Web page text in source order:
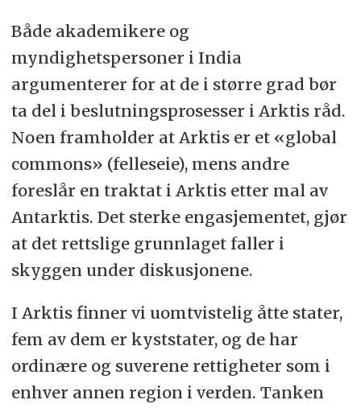
Både akademikere og
myndighetspersoner i India
argumenterer for at de i større grad bør
ta del i beslutningsprosesser i Arktis råd.
Noen framholder at Arktis er et «global
commons» (felleseie), mens andre
foreslår en traktat i Arktis etter mal av
Antarktis. Det sterke engasjementet, gjør
at det rettslige grunnlaget faller i
skyggen under diskusjonene.
I Arktis finner vi uomtvistelig åtte stater,
fem av dem er kyststater, og de har
ordinære og suverene rettigheter som i
enhver annen region i verden. Tanken